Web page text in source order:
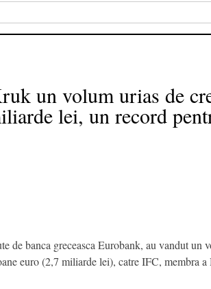
un volum urias de
lei, un record
banca greceasca Eurobank, au vandut un
euro (2,7 miliarde lei), catre IFC, membra